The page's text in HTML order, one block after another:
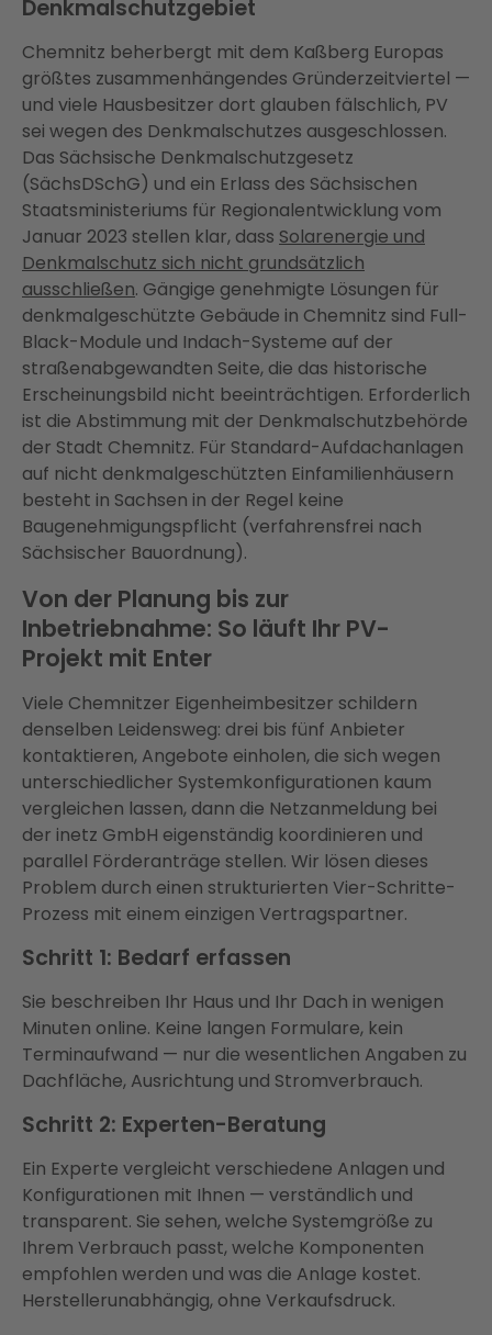
Denkmalschutzgebiet
Chemnitz beherbergt mit dem Kaßberg Europas
größtes zusammenhängendes Gründerzeitviertel —
und viele Hausbesitzer dort glauben fälschlich, PV
sei wegen des Denkmalschutzes ausgeschlossen.
Das Sächsische Denkmalschutzgesetz
(SächsDSchG) und ein Erlass des Sächsischen
Staatsministeriums für Regionalentwicklung vom
Januar 2023 stellen klar, dass Solarenergie und
Denkmalschutz sich nicht grundsätzlich
ausschließen. Gängige genehmigte Lösungen für
denkmalgeschützte Gebäude in Chemnitz sind Full-
Black-Module und Indach-Systeme auf der
straßenabgewandten Seite, die das historische
Erscheinungsbild nicht beeinträchtigen. Erforderlich
ist die Abstimmung mit der Denkmalschutzbehörde
der Stadt Chemnitz. Für Standard-Aufdachanlagen
auf nicht denkmalgeschützten Einfamilienhäusern
besteht in Sachsen in der Regel keine
Baugenehmigungspflicht (verfahrensfrei nach
Sächsischer Bauordnung).
Von der Planung bis zur
Inbetriebnahme: So läuft Ihr PV-
Projekt mit Enter
Viele Chemnitzer Eigenheimbesitzer schildern
denselben Leidensweg: drei bis fünf Anbieter
kontaktieren, Angebote einholen, die sich wegen
unterschiedlicher Systemkonfigurationen kaum
vergleichen lassen, dann die Netzanmeldung bei
der inetz GmbH eigenständig koordinieren und
parallel Förderanträge stellen. Wir lösen dieses
Problem durch einen strukturierten Vier-Schritte-
Prozess mit einem einzigen Vertragspartner.
Schritt 1: Bedarf erfassen
Sie beschreiben Ihr Haus und Ihr Dach in wenigen
Minuten online. Keine langen Formulare, kein
Terminaufwand — nur die wesentlichen Angaben zu
Dachfläche, Ausrichtung und Stromverbrauch.
Schritt 2: Experten-Beratung
Ein Experte vergleicht verschiedene Anlagen und
Konfigurationen mit Ihnen — verständlich und
transparent. Sie sehen, welche Systemgröße zu
Ihrem Verbrauch passt, welche Komponenten
empfohlen werden und was die Anlage kostet.
Herstellerunabhängig, ohne Verkaufsdruck.